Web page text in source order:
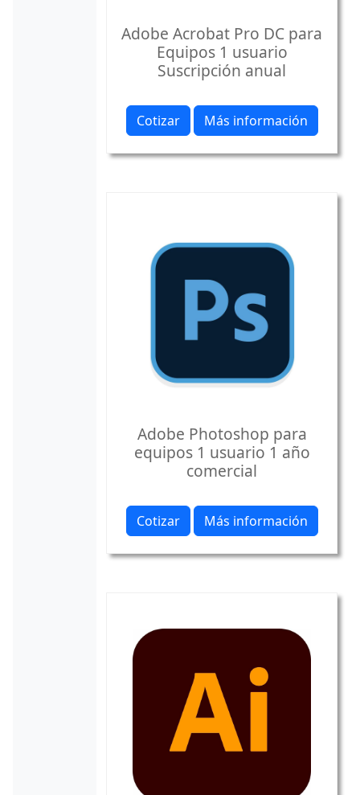
Adobe Acrobat Pro DC para
Equipos 1 usuario
Suscripción anual
Cotizar Más información
Adobe Photoshop para
equipos 1 usuario 1 año
comercial
Cotizar Más información